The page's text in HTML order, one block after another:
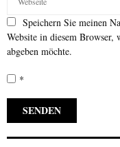
Speichern Sie meinen
Website in diesem Browser,
abgeben möchte.
*